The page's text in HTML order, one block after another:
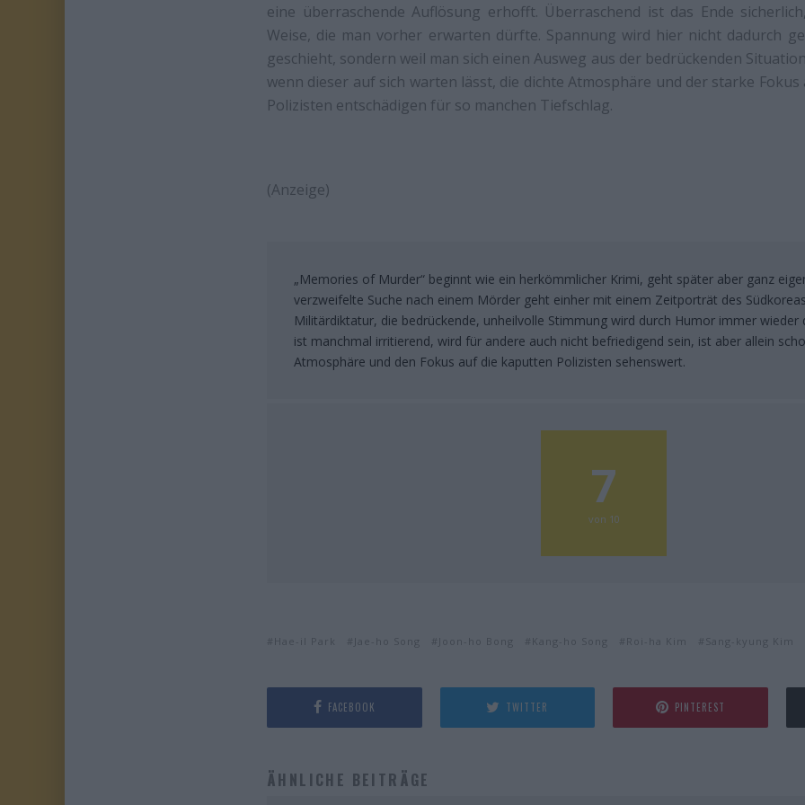
eine überraschende Auflösung erhofft. Überraschend ist das Ende
Weise, die man vorher erwarten dürfte. Spannung wird hier nicht dadurch
geschieht, sondern weil man sich einen Ausweg aus der bedrückenden
wenn dieser auf sich warten lässt, die dichte Atmosphäre und der starke
Polizisten entschädigen für so manchen Tiefschlag.
(Anzeige)
„Memories of Murder“ beginnt wie ein herkömmlicher Krimi, geht später aber ganz
verzweifelte Suche nach einem Mörder geht einher mit einem Zeitporträt des
Militärdiktatur, die bedrückende, unheilvolle Stimmung wird durch Humor immer wieder
ist manchmal irritierend, wird für andere auch nicht befriedigend sein, ist aber allein
Atmosphäre und den Fokus auf die kaputten Polizisten sehenswert.
7
von 10
Hae-il Park Jae-ho Song Joon-ho Bong Kang-ho Song Roi-ha Kim Sang-kyung Kim
FACEBOOK TWITTER PINTEREST
ÄHNLICHE BEITRÄGE